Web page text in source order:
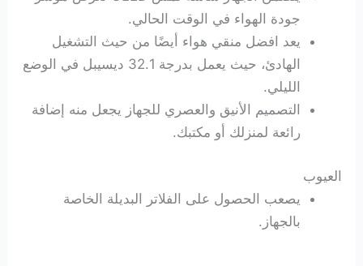
جودة الهواء في الوقت الحالي.
يعد افضل منقي هواء أيضًا من حيث التشغيل
الهادئ، حيث يعمل بدرجة 32.1 ديسيبل في الوضع
الليلي.
التصميم الأنيق والعصري للجهاز يجعل منه إضافة
رائعة لمنزلك أو مكتبك.
العيوب
يصعب الحصول على الفلاتر البديلة الخاصة
بالجهاز.